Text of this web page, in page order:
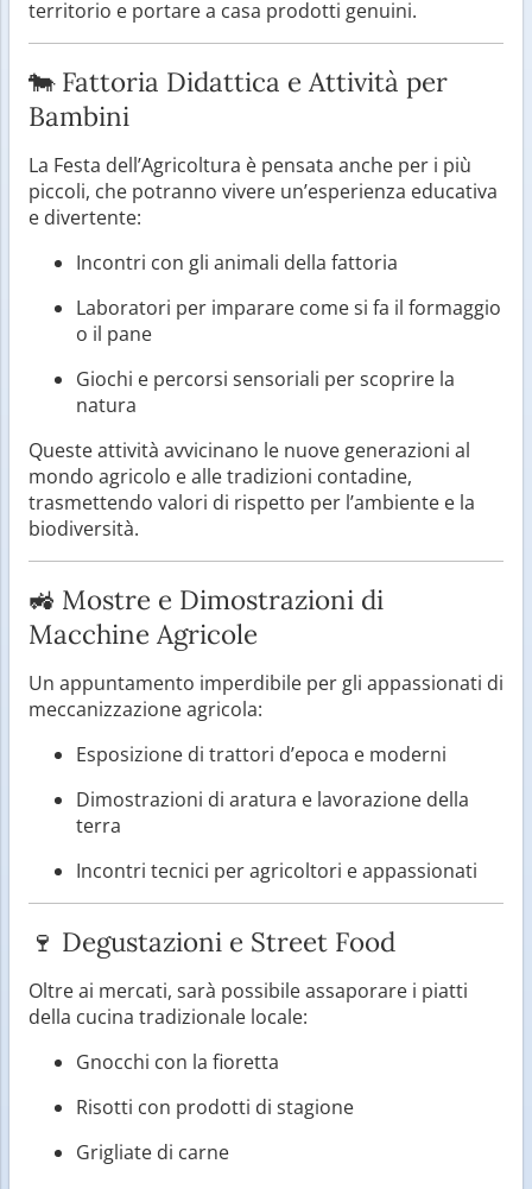
territorio e portare a casa prodotti genuini.
🐄 Fattoria Didattica e Attività per
Bambini
La Festa dell’Agricoltura è pensata anche per i più
piccoli, che potranno vivere un’esperienza educativa
e divertente:
Incontri con gli animali della fattoria
Laboratori per imparare come si fa il formaggio
o il pane
Giochi e percorsi sensoriali per scoprire la
natura
Queste attività avvicinano le nuove generazioni al
mondo agricolo e alle tradizioni contadine,
trasmettendo valori di rispetto per l’ambiente e la
biodiversità.
🚜 Mostre e Dimostrazioni di
Macchine Agricole
Un appuntamento imperdibile per gli appassionati di
meccanizzazione agricola:
Esposizione di trattori d’epoca e moderni
Dimostrazioni di aratura e lavorazione della
terra
Incontri tecnici per agricoltori e appassionati
🍷 Degustazioni e Street Food
Oltre ai mercati, sarà possibile assaporare i piatti
della cucina tradizionale locale:
Gnocchi con la fioretta
Risotti con prodotti di stagione
Grigliate di carne